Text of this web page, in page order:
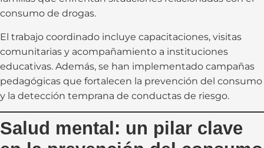
consumo de drogas.
El trabajo coordinado incluye capacitaciones, visitas
comunitarias y acompañamiento a instituciones
educativas. Además, se han implementado campañas
pedagógicas que fortalecen la prevención del consumo
y la detección temprana de conductas de riesgo.
Salud mental: un pilar clave